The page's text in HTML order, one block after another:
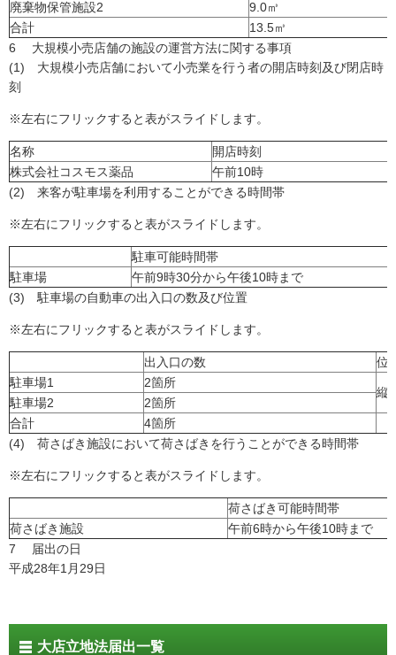
廃棄物保管施設2
9.0㎥
合計
13.5㎥
6 大規模小売店舗の施設の運営方法に関する事項
(1) 大規模小売店舗において小売業を行う者の開店時刻及び閉店時
刻
※左右にフリックすると表がスライドします。
名称 開店時刻
株式会社コスモス薬品
午前10時
(2) 来客が駐車場を利用することができる時間帯
※左右にフリックすると表がスライドします。
駐車可能時間帯
駐車場
午前9時30分から午後10時まで
(3) 駐車場の自動車の出入口の数及び位置
※左右にフリックすると表がスライドします。
出入口の数
位
駐車場1
2箇所
縦
駐車場2
2箇所
合計
4箇所
(4) 荷さばき施設において荷さばきを行うことができる時間帯
※左右にフリックすると表がスライドします。
荷さばき可能時間帯
荷さばき施設
午前6時から午後10時まで
7 届出の日
平成28年1月29日
大店立地法届出一覧